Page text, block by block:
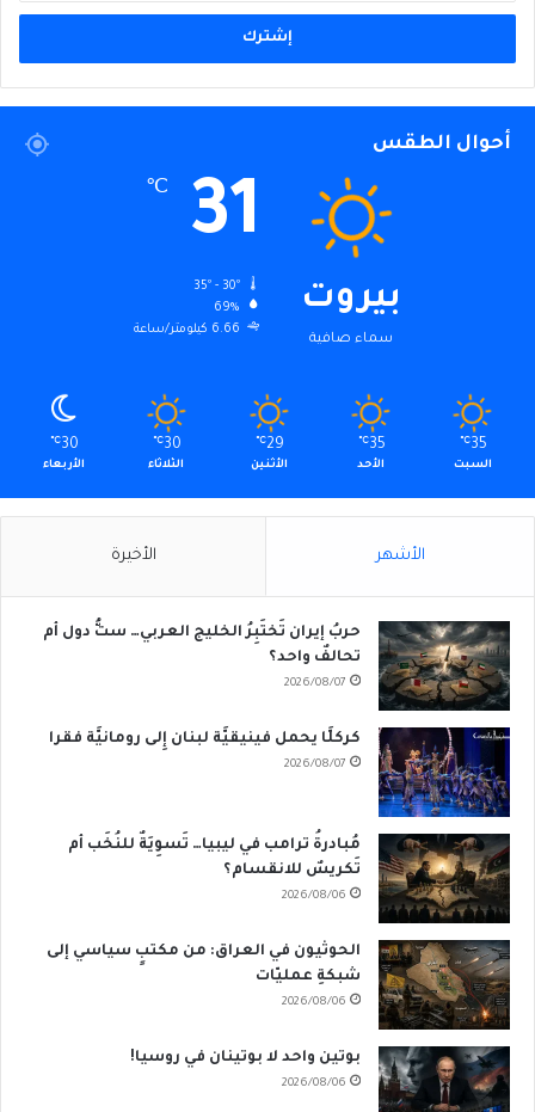
الإلكتروني
أحوال الطقس
بيروت
سماء صافية
31
℃
69%
6.66 كيلومتر/ساعة
35
℃
السبت
35
℃
الأحد
29
℃
الأثنين
30
℃
الثلاثاء
30
℃
الأربعاء
الأشهر الأخيرة
حربُ إيران تَختَبِرُ الخليج العربي… ستُّ دول أم
تحالفٌ واحد؟
2026/08/07
كركلَّا يحمل فينيقيَّة لبنان إِلى رومانيَّة فقرا
2026/08/07
مُبادرةُ ترامب في ليبيا… تَسوِيَةٌ للنُخَب أم
تَكريسٌ للانقسام؟
2026/08/06
الحوثيون في العراق: من مكتبٍ سياسي إلى
شبكةِ عمليّات
2026/08/06
بوتين واحد لا بوتينان في روسيا!
2026/08/06